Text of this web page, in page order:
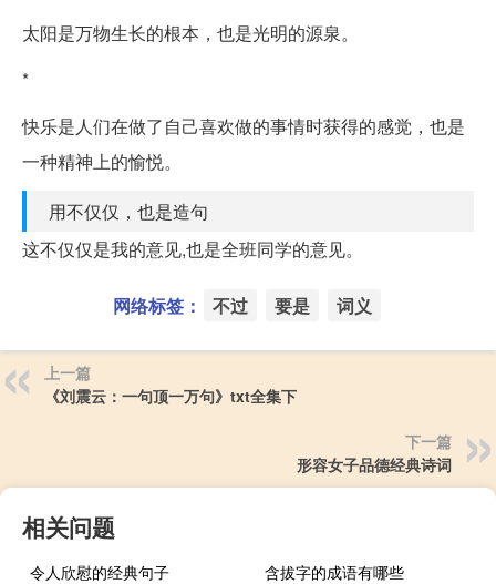
太阳是万物生长的根本，也是光明的源泉。
*
快乐是人们在做了自己喜欢做的事情时获得的感觉，也是
一种精神上的愉悦。
用不仅仅，也是造句
这不仅仅是我的意见,也是全班同学的意见。
网络标签： 不过 要是 词义
上一篇
《刘震云：一句顶一万句》txt全集下
下一篇
形容女子品德经典诗词
相关问题
令人欣慰的经典句子
含拔字的成语有哪些